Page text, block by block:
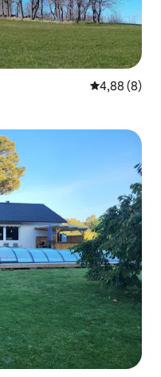
Gemiddelde
4,88 (8)